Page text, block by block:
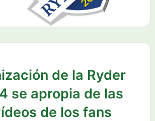
de la Ryder
se apropia de las
de los fans